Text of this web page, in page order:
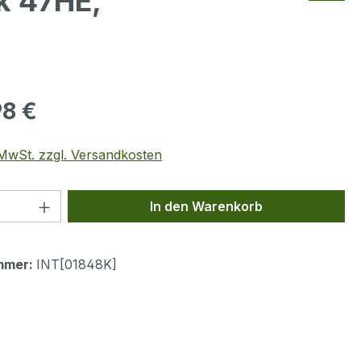
€
zzgl. Versandkosten
Anzahl: Gib den gewünschten Wert
In den Warenkorb
INT[01848K]